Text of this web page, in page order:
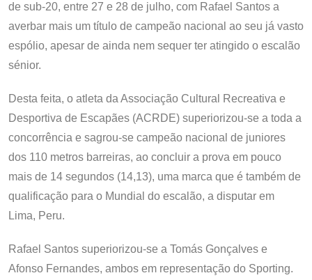
de sub-20, entre 27 e 28 de julho, com Rafael Santos a
averbar mais um título de campeão nacional ao seu já vasto
espólio, apesar de ainda nem sequer ter atingido o escalão
sénior.
Desta feita, o atleta da Associação Cultural Recreativa e
Desportiva de Escapães (ACRDE) superiorizou-se a toda a
concorrência e sagrou-se campeão nacional de juniores
dos 110 metros barreiras, ao concluir a prova em pouco
mais de 14 segundos (14,13), uma marca que é também de
qualificação para o Mundial do escalão, a disputar em
Lima, Peru.
Rafael Santos superiorizou-se a Tomás Gonçalves e
Afonso Fernandes, ambos em representação do Sporting.